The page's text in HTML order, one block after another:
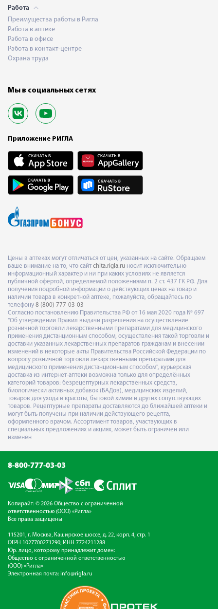
Работа
Преимущества работы в Ригла
Работа в аптеке
Работа в офисе
Работа в контакт-центре
Охрана труда
Мы в социальных сетях
Приложение РИГЛА
Цены в аптеках могут отличаться от цен, указанных на сайте. Обращаем
ваше внимание на то, что сайт chita.rigla.ru носит исключительно
информационный характер и ни при каких условиях не является
публичной офертой, определяемой положениями п. 2 ст. 437 ГК РФ. Для
получения подробной информации о действующих ценах на товар и
наличии товара в конкретной аптеке, пожалуйста, обращайтесь по
телефону 8 (800) 777-03-03
Согласно постановлению Правительства РФ от 16 мая 2020 года № 697
"Об утверждении Правил выдачи разрешения на осуществление
розничной торговли лекарственными препаратами для медицинского
применения дистанционным способом, осуществления такой торговли и
доставки указанных лекарственных препаратов гражданам и внесении
изменений в некоторые акты Правительства Российской Федерации по
вопросу розничной торговли лекарственными препаратами для
медицинского применения дистанционным способом", курьерская
доставка из интернет-аптеки возможна только для определённых
категорий товаров: безрецептурных лекарственных средств,
биологически активных добавок (БАДов), медицинских изделий,
товаров для ухода и красоты, бытовой химии и других сопутствующих
товаров. Рецептурные препараты доставляются до ближайшей аптеки и
могут быть получены при наличии действующего рецепта,
оформленного врачом. Ассортимент товаров, участвующих в
специальных предложениях и акциях, может быть ограничен или
изменен
8-800-777-03-03
Копирайт: © 2026 Общество с ограниченной
ответственностью (ООО) «Ригла»
Все права защищены
115201, г. Москва, Каширское шоссе, д. 22, корп. 4, стр. 1
ОГРН 1027700271290; ИНН 7724211288
Юр. лицо, которому принадлежит домен:
Общество с ограниченной ответственностью
(ООО) «Ригла»
Электронная почта: info@rigla.ru